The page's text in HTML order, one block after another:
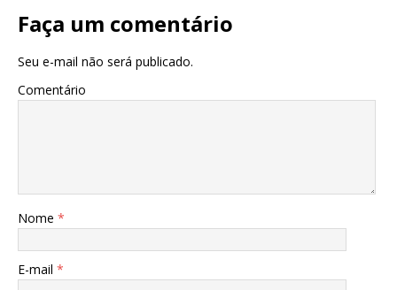
Faça um comentário
Seu e-mail não será publicado.
Comentário
Nome *
E-mail *